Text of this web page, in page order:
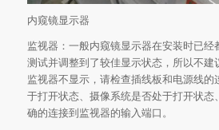
内窥镜显示器
监视器：一般内窥镜显示器在安装时已经
测试并调整到了较佳显示状态，所以不建
监视器不显示，请检查插线板和电源线的
于打开状态、摄像系统是否处于打开状态
确的连接到监视器的输入端口。